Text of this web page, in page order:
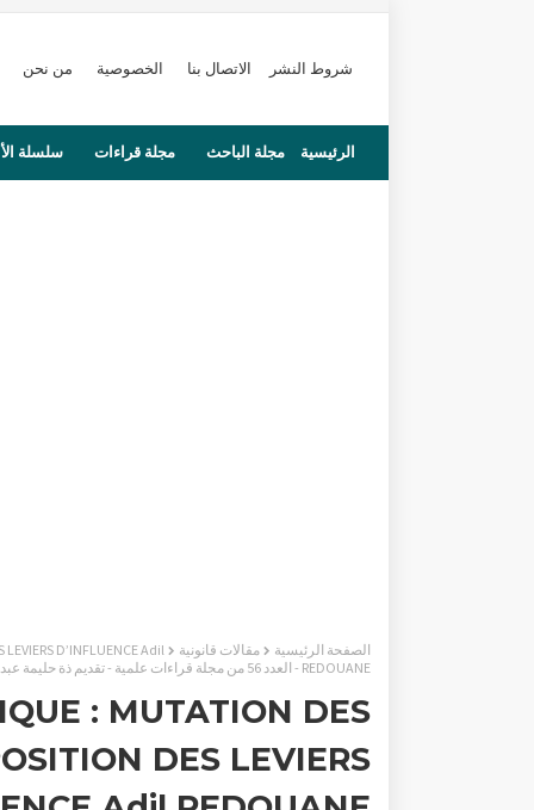
شروط النشر الاتصال بنا الخصوصية من نحن
الرئيسية مجلة الباحث مجلة قراءات سلسلة
الصفحة الرئيسية مقالات قانونية
D’INFLUENCE Adil
REDOUANE - العدد 56 من مجلة قراءات علمية - تقديم ذة حليمة عبد الرمى - منشورات موقع الباحث و مطبعة دار القلم بالرباط
: MUTATION DES
DES LEVIERS